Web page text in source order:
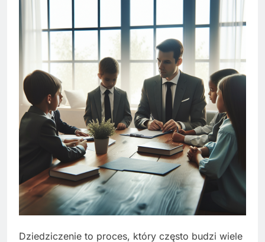
Dziedziczenie to proces, który często budzi wiele